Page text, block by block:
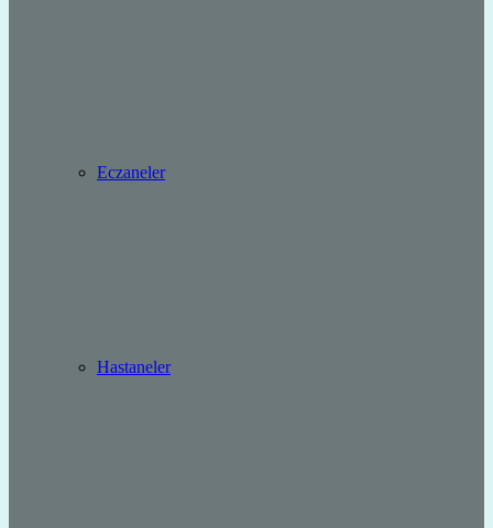
Eczaneler
Hastaneler